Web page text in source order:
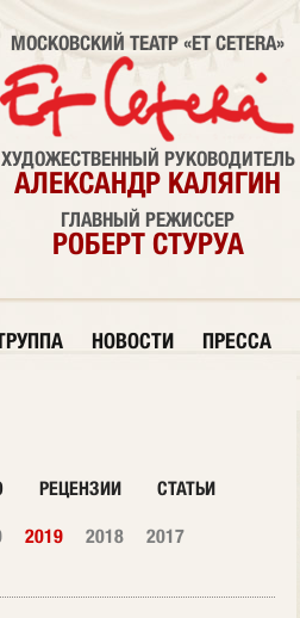
МОСКОВСКИЙ ТЕАТР «ET CETERA»
ХУДОЖЕСТВЕННЫЙ РУКОВОДИТЕЛЬ
АЛЕКСАНДР КАЛЯГИН
ГЛАВНЫЙ РЕЖИССЕР
РОБЕРТ СТУРУА
НОВОСТИ ПРЕССА
РЕЦЕНЗИИ СТАТЬИ
2019 2018
2017